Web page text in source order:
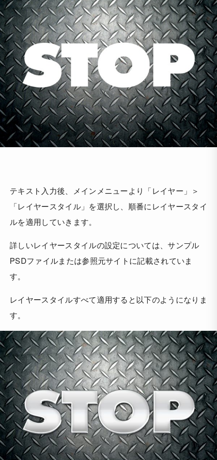
テキスト入力後、メインメニューより「レイヤー」＞
「レイヤースタイル」を選択し、順番にレイヤースタイ
ルを適用していきます。
詳しいレイヤースタイルの設定については、サンプル
PSDファイルまたは参照元サイトに記載されていま
す。
レイヤースタイルすべて適用すると以下のようになりま
す。